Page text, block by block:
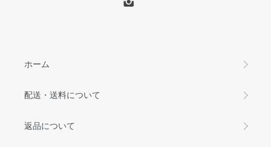
ホーム
配送・送料について
返品について